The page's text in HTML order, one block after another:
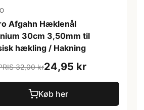
Afgahn Hæklenål
30cm 3,50mm til
hækling / Hakning
32,00 kr24,95 kr
Køb her